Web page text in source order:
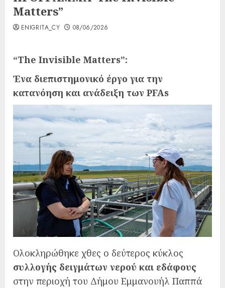
Matters”
ENIGRITA_CY 08/06/2026
“The Invisible Matters”:
Ένα διεπιστημονικό έργο για την
κατανόηση και ανάδειξη των PFAs
Ολοκληρώθηκε χθες ο δεύτερος κύκλος
συλλογής δειγμάτων νερού και εδάφους
στην περιοχή του Δήμου Εμμανουήλ Παππά